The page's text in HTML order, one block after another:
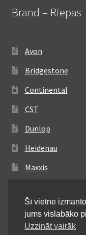
Brand – Riepas
Avon
Bridgestone
Continental
CST
Dunlop
Heidenau
Maxxis
Michelin
Mitas
Šī vietne
jums vislabāko
Uzzināt vairāk